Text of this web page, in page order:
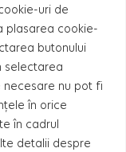
uri de
plasarea cookie-
butonului
selectarea
necesare nu pot fi
în orice
în cadrul
detalii despre